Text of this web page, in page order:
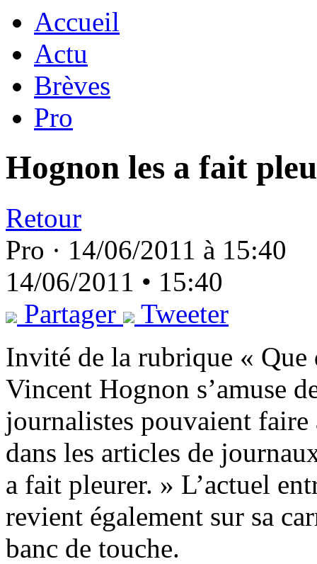
Accueil
Actu
Brèves
Pro
Hognon les a fait
Retour
Pro · 14/06/2011 à 15:40
14/06/2011 • 15:40
Partager
Tweeter
Invité de la rubrique «
Vincent Hognon s’amuse
journalistes pouvaient faire
dans les articles de
a fait pleurer. » L’actuel
revient également sur sa
banc de touche.